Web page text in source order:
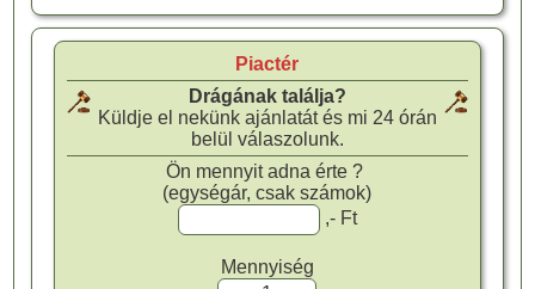
Piactér
Drágának találja?
Küldje el nekünk ajánlatát és mi 24 órán
belül válaszolunk.
Ön mennyit adna érte ?
(egységár, csak számok)
,- Ft
Mennyiség